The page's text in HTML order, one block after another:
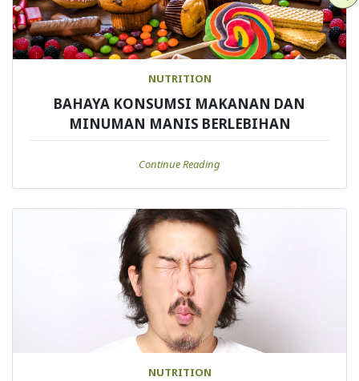
NUTRITION
BAHAYA KONSUMSI MAKANAN DAN
MINUMAN MANIS BERLEBIHAN
Continue Reading
NUTRITION